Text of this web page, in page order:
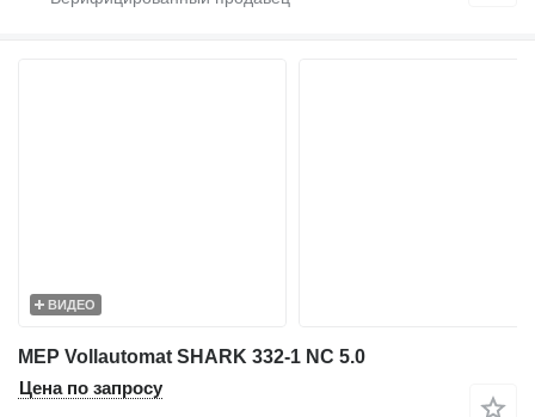
ВИДЕО
MEP Vollautomat SHARK 332-1 NC 5.0
Цена по запросу